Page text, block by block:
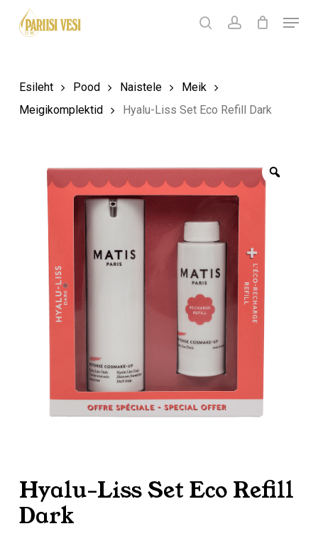
Products
search
searchaccount
Menu
Ostukorv
Esileht Pood Naistele
Meik
Meigikomplektid
Hyalu-Liss Set Eco Refill Dark
Hyalu-Liss Set Eco Refill
Dark